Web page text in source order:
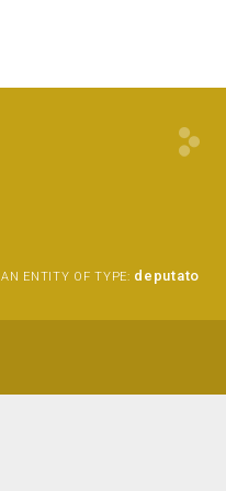
AN ENTITY OF TYPE: deputato